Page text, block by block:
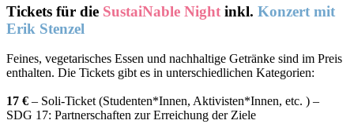
Tickets für die SustaiNable Night inkl. Konzert mit
Erik Stenzel
Fei­nes, ve­ge­ta­ri­sches Es­sen und nach­hal­tige Ge­tränke sind im Preis
ent­hal­ten. Die Ti­ckets gibt es in un­ter­schied­li­chen Ka­te­go­rien:
17 € – Soli-Ti­cket (Studenten*Innen, Aktivisten*Innen, etc. ) –
SDG 17: Part­ner­schaf­ten zur Er­rei­chung der Ziele